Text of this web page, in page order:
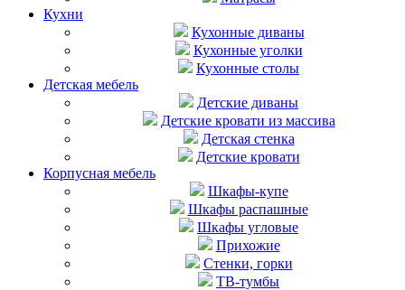
Кухни
Кухонные диваны
Кухонные уголки
Кухонные столы
Детская мебель
Детские диваны
Детские кровати из массива
Детская стенка
Детские кровати
Корпусная мебель
Шкафы-купе
Шкафы распашные
Шкафы угловые
Прихожие
Стенки, горки
ТВ-тумбы